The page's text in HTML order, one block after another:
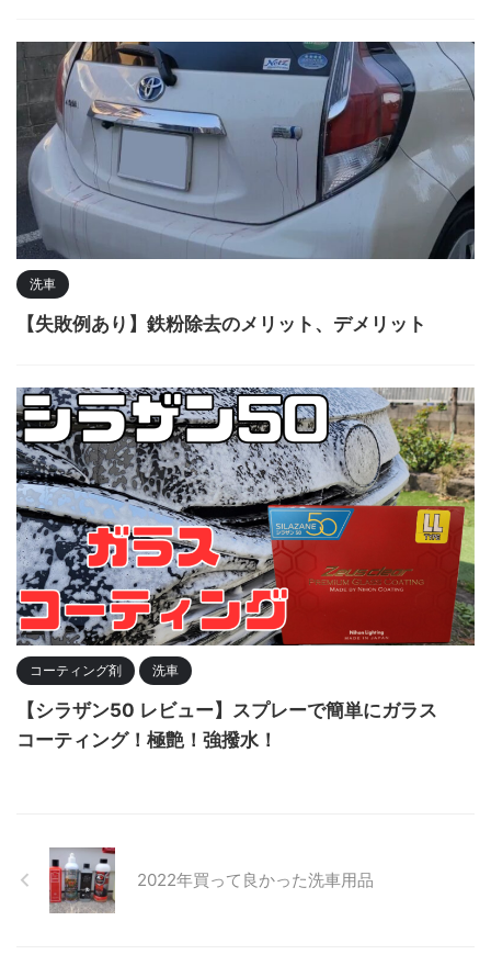
洗車
【失敗例あり】鉄粉除去のメリット、デメリット
コーティング剤 洗車
【シラザン50 レビュー】スプレーで簡単にガラス
コーティング！極艶！強撥水！
2022年買って良かった洗車用品